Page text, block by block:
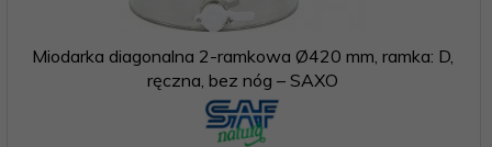
Miodarka diagonalna 2-ramkowa Ø420 mm, ramka: D,
ręczna, bez nóg – SAXO